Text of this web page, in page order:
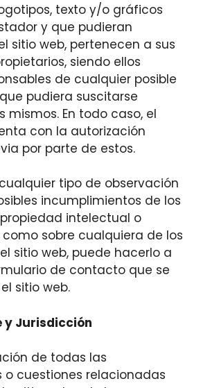
texto y/o gráficos
y que pudieran
sitio web, pertenecen a sus
siendo ellos
de cualquier posible
pudiera suscitarse
mismos. En todo caso, el
con la autorización
por parte de estos.
tipo de observación
incumplimientos de los
intelectual o
sobre cualquiera de los
sitio web, puede hacerlo a
de contacto que se
sitio web.
y Jurisdicción
de todas las
o cuestiones relacionadas